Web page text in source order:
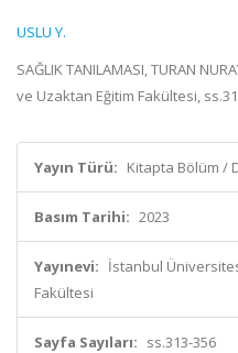
USLU Y.
SAĞLIK TANILAMASI, TURAN
ve Uzaktan Eğitim Fakültesi,
Yayın Türü: Kitapta Bölüm /
Basım Tarihi: 2023
Yayınevi: İstanbul
Fakültesi
Sayfa Sayıları: ss.313-356